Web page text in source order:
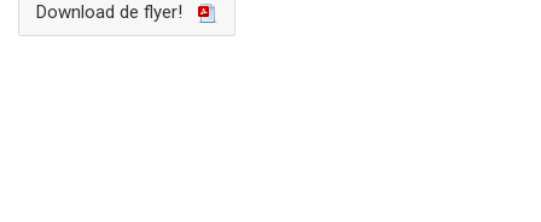
Download de flyer!